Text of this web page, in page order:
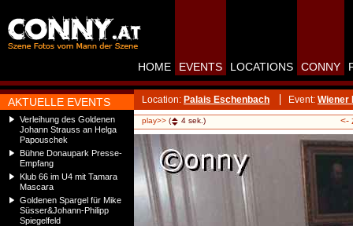
AKTUELLE EVENTS
Verleihung des Goldenen
Johann Strauss an Helga
Papouschek
Bühne Donaupark Presse-
Empfang
Klub 66 im U4 mit Tamara
Mascara
Goldenen Spargel für Mike
Süsser&Johann-Philipp
Spiegelfeld
HOME EVENTS LOCATIONS CONNY
Location: Palais Eschenbach Event: Wiener
play>> ( 4 sek.) <-